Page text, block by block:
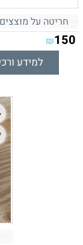
חריטה על מוצצים - 6
₪150
למידע